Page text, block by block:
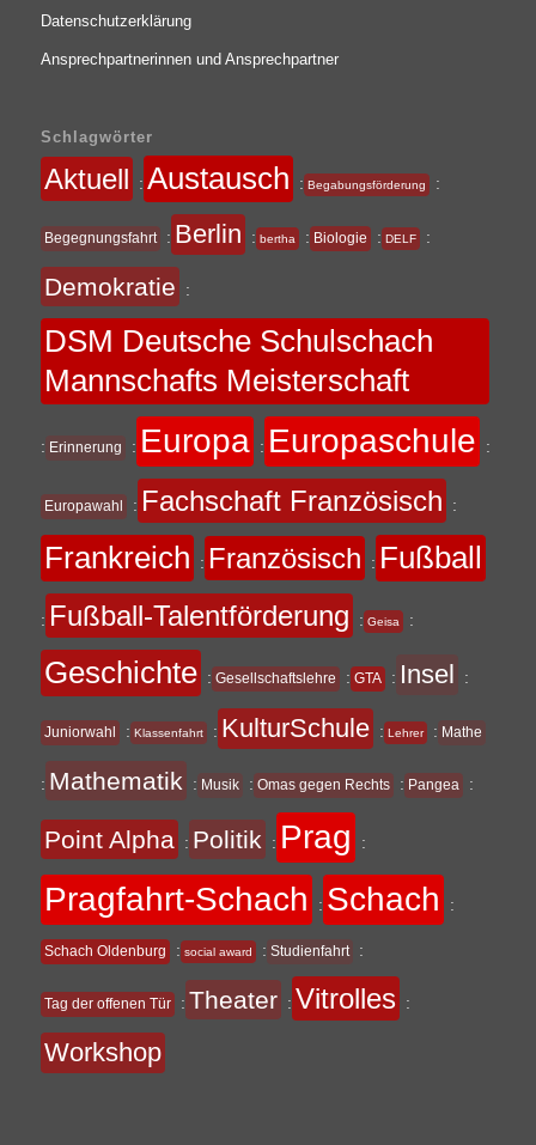
Datenschutzerklärung
Ansprechpartnerinnen und Ansprechpartner
Schlagwörter
Aktuell : Austausch : Begabungsförderung :
Begegnungsfahrt : Berlin : bertha : Biologie : DELF :
Demokratie :
DSM Deutsche Schulschach
Mannschafts Meisterschaft
: Erinnerung : Europa : Europaschule :
Europawahl : Fachschaft Französisch :
Frankreich : Französisch : Fußball
: Fußball-Talentförderung : Geisa :
Geschichte : Gesellschaftslehre : GTA : Insel :
Juniorwahl : Klassenfahrt : KulturSchule : Lehrer : Mathe
: Mathematik : Musik : Omas gegen Rechts : Pangea :
Point Alpha : Politik : Prag :
Pragfahrt-Schach : Schach :
Schach Oldenburg : social award : Studienfahrt :
Tag der offenen Tür : Theater : Vitrolles :
Workshop